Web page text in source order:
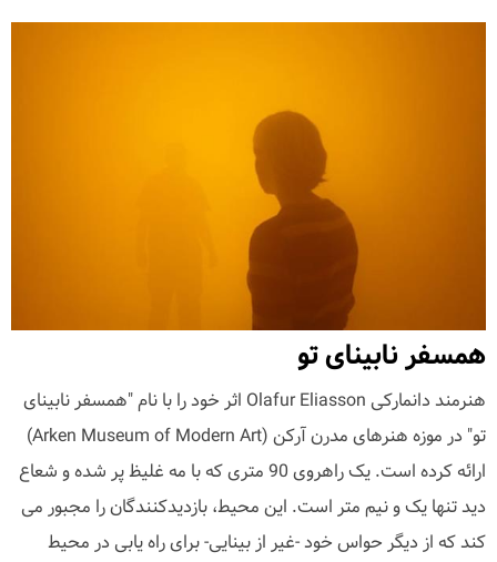
همسفر نابینای تو
هنرمند دانمارکی Olafur Eliasson اثر خود را با نام "همسفر نابینای
تو" در موزه هنرهای مدرن آرکن (Arken Museum of Modern Art)
ارائه کرده است. یک راهروی 90 متری که با مه غلیظ پر شده و شعاع
دید تنها یک و نیم متر است. این محیط، بازدیدکنندگان را مجبور می
کند که از دیگر حواس خود -غیر از بینایی- برای راه یابی در محیط